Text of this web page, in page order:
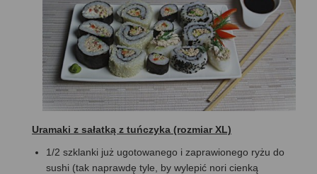
Uramaki z sałatką z tuńczyka (rozmiar XL)
1/2 szklanki już ugotowanego i zaprawionego ryżu do
sushi (tak naprawdę tyle, by wylepić nori cienką